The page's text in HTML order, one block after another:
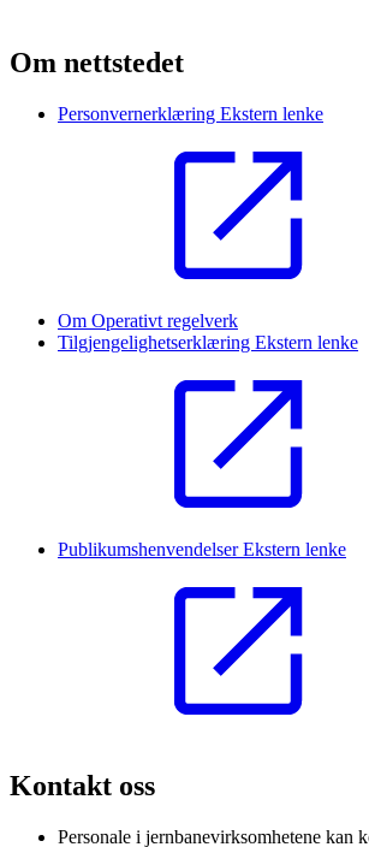
Om nettstedet
Personvernerklæring Ekstern lenke
Om Operativt regelverk
Tilgjengelighetserklæring Ekstern lenke
PublikumshenvendelserEkstern lenke
Kontakt oss
Personale i jernbanevirksomhetene kan